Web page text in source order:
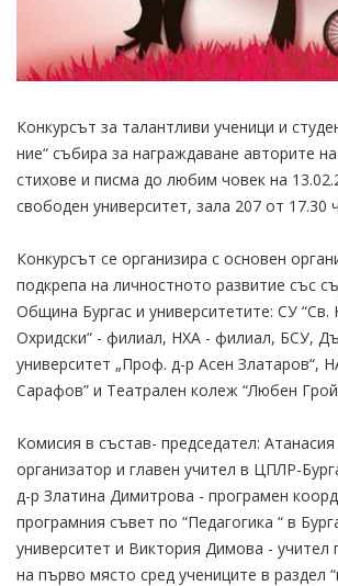
Конкурсът за талантливи ученици и
ние“ събира за награждаване авторите
стихове и писма до любим човек на
свободен университет, зала 207 от 17.30
Конкурсът се организира с основен
подкрепа на личностното развитие със
Община Бургас и университетите: СУ “Св.
Охридски“ - филиал, НХА - филиал, БСУ,
университет „Проф. д-р Асен Златаров“,
Сарафов” и Театрален колеж “Любен
Комисия в състав- председател:
организатор и главен учител в ЦПЛР-
д-р Златина Димитрова - програмен
програмния съвет по “Педагогика “ в
университет и Виктория Димова - учител
на първо място сред учениците в раздел